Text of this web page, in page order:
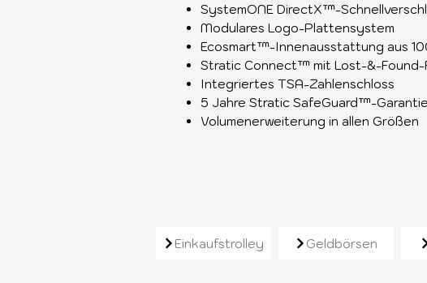
SystemONE DirectX™-
Modulares Logo-Plattensystem
Ecosmart™-Innenausstattung aus
Stratic Connect™ mit Lost-&-Found-
Integriertes TSA-Zahlenschloss
5 Jahre Stratic SafeGuard™-Garantie
Volumenerweiterung in allen Größen
Ähnliche Produkte
Einkaufstrolley Geldbörsen